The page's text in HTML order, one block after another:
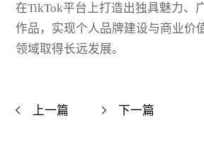
在TikTok平台上打造出独具魅力、
作品，实现个人品牌建设与商业价
领域取得长远发展。
上一篇 下一篇